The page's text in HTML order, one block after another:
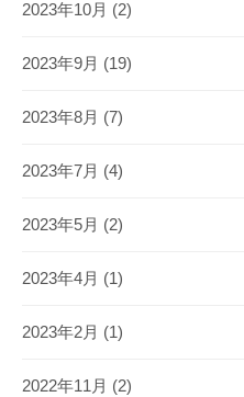
2023年10月 (2)
2023年9月 (19)
2023年8月 (7)
2023年7月 (4)
2023年5月 (2)
2023年4月 (1)
2023年2月 (1)
2022年11月 (2)